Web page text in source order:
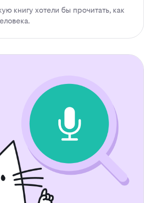
книгу хотели бы прочитать, как